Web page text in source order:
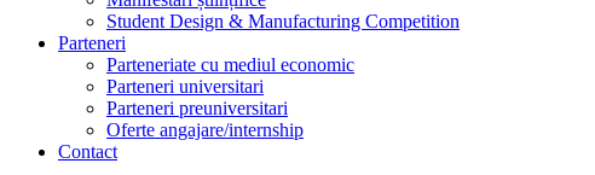
Student Design & Manufacturing Competition
Parteneri
Parteneriate cu mediul economic
Parteneri universitari
Parteneri preuniversitari
Oferte angajare/internship
Contact